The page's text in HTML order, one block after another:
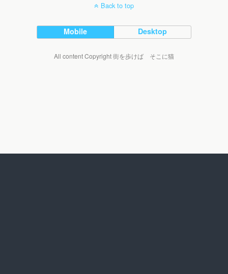
Back to top
Mobile Desktop
All content Copyright 街を歩けば そこに猫